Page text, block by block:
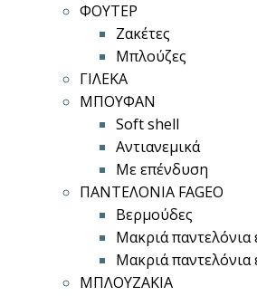
ΦΟΥΤΕΡ
Ζακέτες
Μπλούζες
ΓΙΛΕΚΑ
ΜΠΟΥΦΑΝ
Soft shell
Αντιανεμικά
Με επένδυση
ΠΑΝΤΕΛΟΝΙΑ FAGEO
Βερμούδες
Μακριά
Μακριά παντελόνια
ΜΠΛΟΥΖΑΚΙΑ